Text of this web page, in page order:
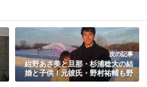
次の記事
紺野あさ美と旦那・杉浦稔大の結
婚と子供！元彼氏・野村祐輔も野
球選手で二股疑惑も？